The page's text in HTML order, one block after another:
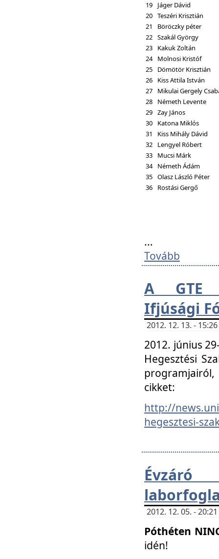
19
Jáger Dávid
20 Teszéri Krisztián
21
Böröczky péter
22 Szakál György
23
Kakuk Zoltán
24
Molnosi Kristóf
25
Dömötör Krisztián
26
Kiss Attila István
27
Mikulai Gergely
28
Németh Levente
29 Zay János
30
Katona Miklós
31
Kiss Mihály Dávid
32
Lengyel Róbert
33
Mucsi Márk
34
Németh Ádám
35 Olasz László Péter
36
Rostási Gergő
...
Tovább
A GTE
Ifjúsági
2012. 12. 13. -
2012. június
Hegesztési
cikket:
http://
hegesztesi-
2012. 12. 05. -
Póthéten
idén!